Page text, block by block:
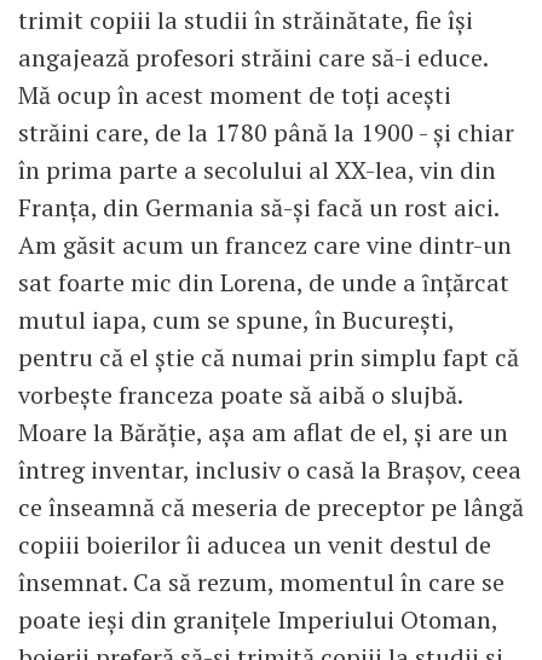
trimit copiii la studii în străinătate, fie își
angajează profesori străini care să-i educe.
Mă ocup în acest moment de toți acești
străini care, de la 1780 până la 1900 - și chiar
în prima parte a secolului al XX-lea, vin din
Franța, din Germania să-și facă un rost aici.
Am găsit acum un francez care vine dintr-un
sat foarte mic din Lorena, de unde a ȋnţărcat
mutul iapa, cum se spune, în București,
pentru că el știe că numai prin simplu fapt că
vorbește franceza poate să aibă o slujbă.
Moare la Bărăție, așa am aflat de el, și are un
întreg inventar, inclusiv o casă la Brașov, ceea
ce înseamnă că meseria de preceptor pe lângă
copiii boierilor îi aducea un venit destul de
însemnat. Ca să rezum, momentul în care se
poate ieși din granițele Imperiului Otoman,